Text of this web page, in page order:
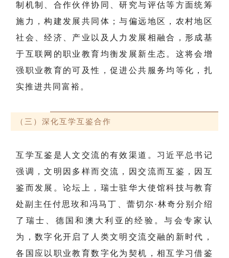
制机制、合作伙伴协同、研究与评估等方面统筹
施力，构建发展共同体；与偏远地区，农村地区
社会、经济、产业以及人力发展相融合，形成基
于互联网的职业教育均衡发展新生态。这将会增
强职业教育的可及性，促进公共服务均等化，扎
实推进共同富裕。
（三）深化互学互鉴合作
互学互鉴是人文交流的有效渠道。习近平总书记
强调，文明因多样而交流，因交流而互鉴，因互
鉴而发展。论坛上，瑞士驻华大使馆科技与教育
处副主任付思玫和冯马丁、蕾切尔·林奇分别介绍
了瑞士、德国和澳大利亚的经验。与会专家认
为，数字化开启了人类文明交流交融的新时代，
各国应以职业教育数字化为契机，相互学习借鉴